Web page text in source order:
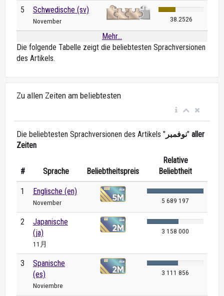
5 Schwedische (sv)
November 38.2526
Mehr...
Die folgende Tabelle zeigt die beliebtesten Sprachversionen
des Artikels.
Zu allen Zeiten am beliebtesten
Die beliebtesten Sprachversionen des Artikels " نوفمبر" aller
Zeiten
# Sprache Beliebtheitspreis
Relative
Beliebtheit
1 Englische (en)
November 5 689 197
2
Japanische
(ja)
11月
3 158 000
3
Spanische
(es)
Noviembre
3 111 856